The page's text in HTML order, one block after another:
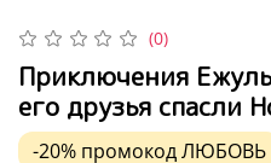
(0)
Приключения
его друзья спасли
-20% промокодЛЮБОВЬ